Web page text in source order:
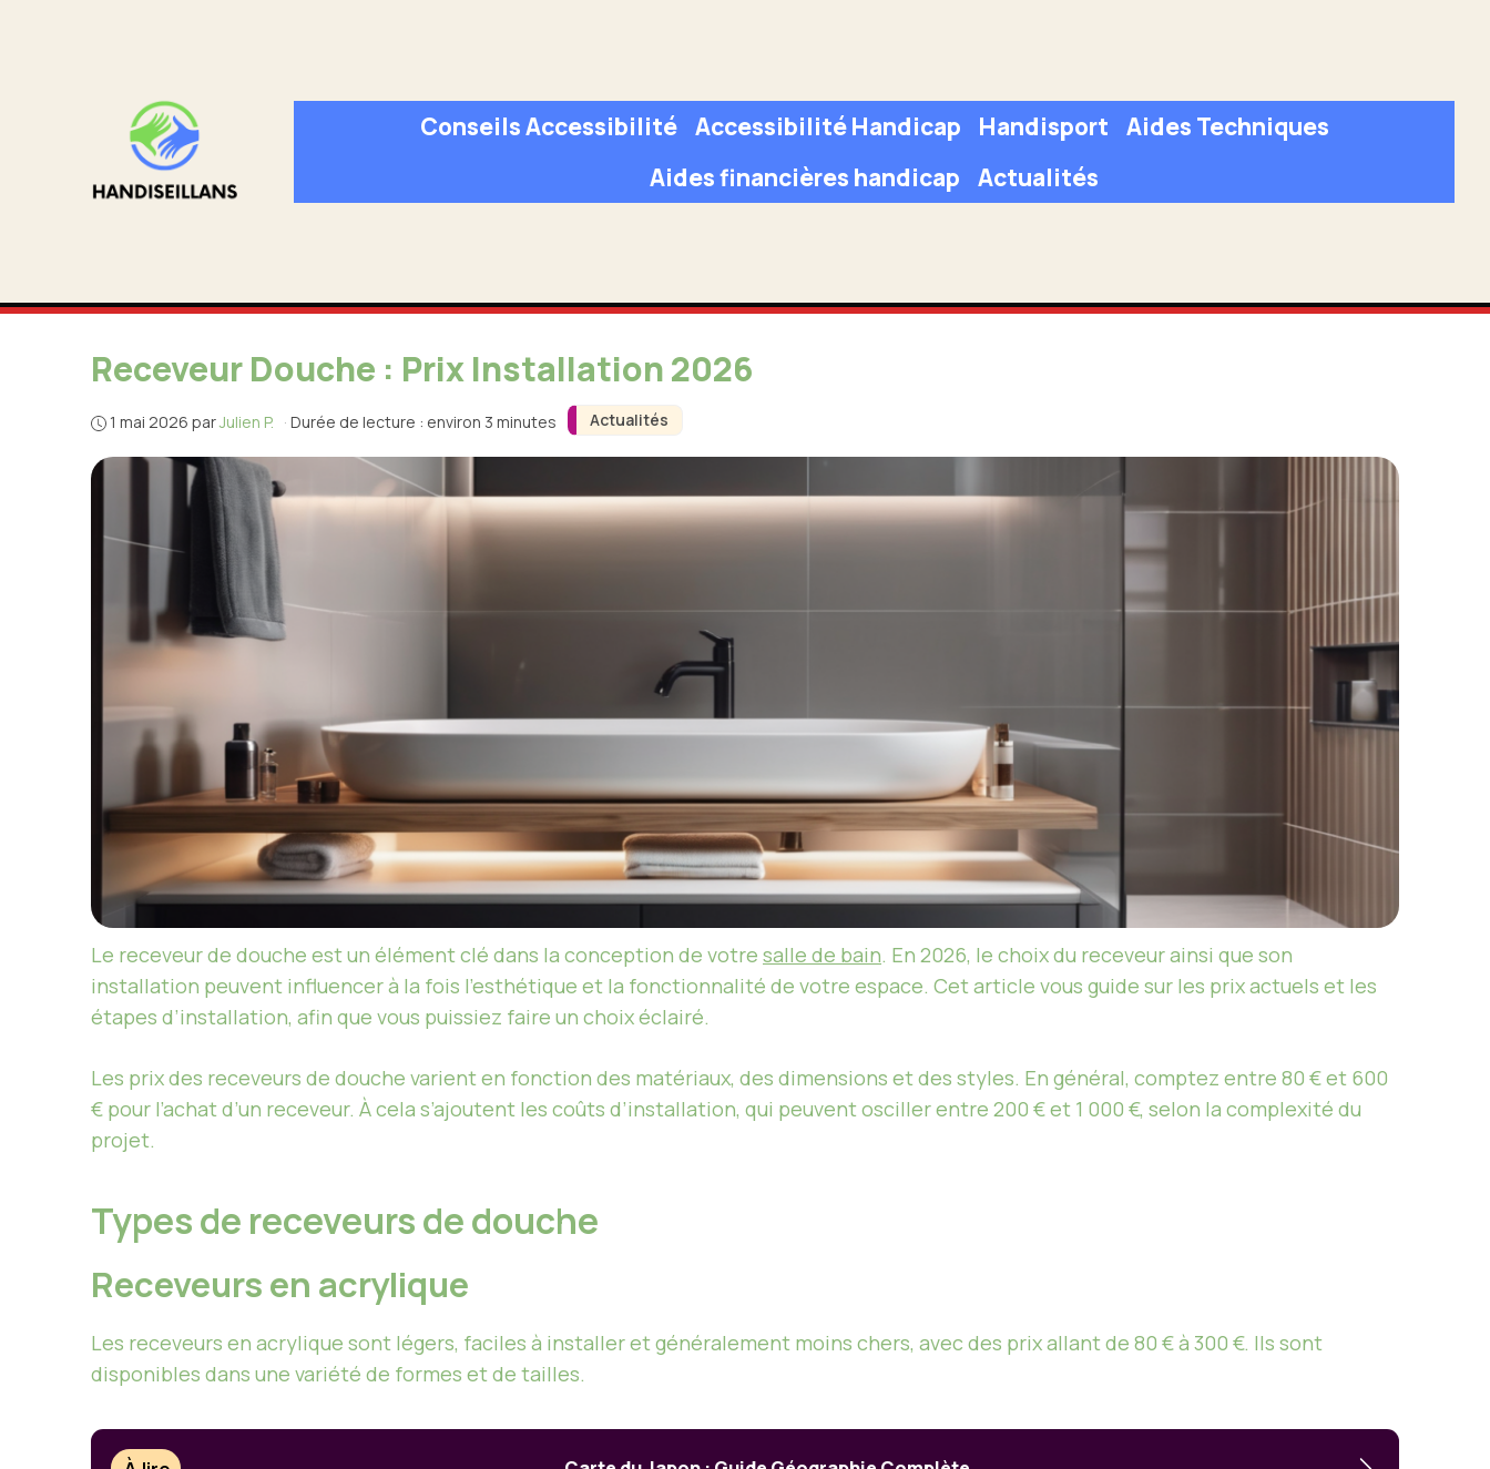
Conseils Accessibilité Accessibilité Handicap Handisport
Aides Techniques
Aides financières handicap
Actualités
Actualités
Receveur Douche : Prix Installation 2026
1 mai 2026 parJulien P. · Durée de lecture : environ 3 minutes
Le receveur de douche est un élément clé dans la conception de votre salle de bain. En 2026, le choix du receveur ainsi que son
installation peuvent influencer à la fois l’esthétique et la fonctionnalité de votre espace. Cet article vous guide sur les prix actuels et les
étapes d’installation, afin que vous puissiez faire un choix éclairé.
Les prix des receveurs de douche varient en fonction des matériaux, des dimensions et des styles. En général, comptez entre 80 € et 600
€ pour l’achat d’un receveur. À cela s’ajoutent les coûts d’installation, qui peuvent osciller entre 200 € et 1 000 €, selon la complexité du
projet.
Types de receveurs de douche
Receveurs en acrylique
Les receveurs en acrylique sont légers, faciles à installer et généralement moins chers, avec des prix allant de 80 € à 300 €. Ils sont
disponibles dans une variété de formes et de tailles.